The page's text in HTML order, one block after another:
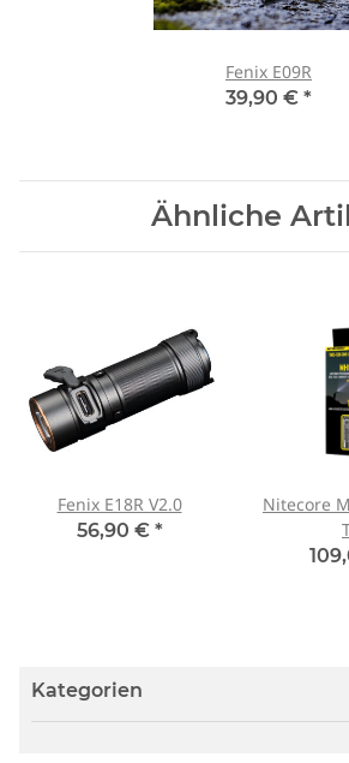
Fenix E09R
39,90 € *
Ähnliche
Fenix E18R V2.0
56,90 € *
Nitecore
Kategorien